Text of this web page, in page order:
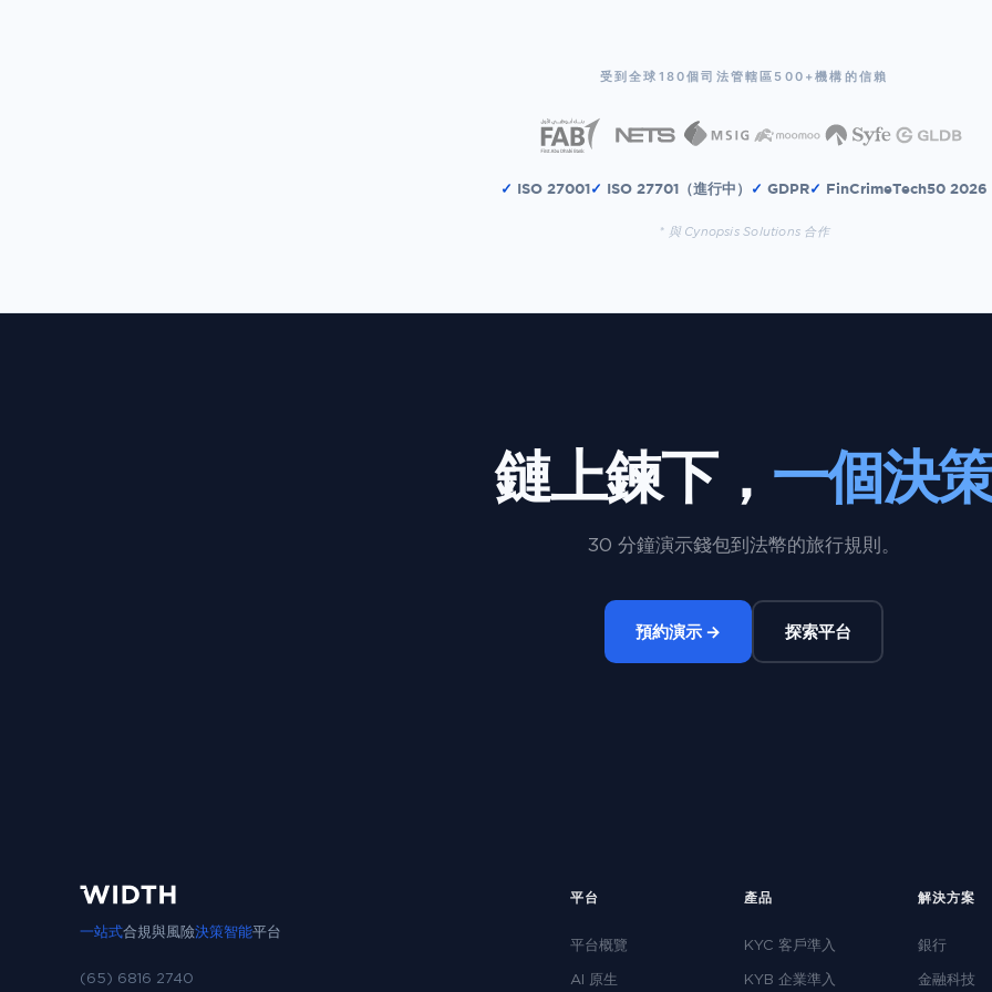
受到全球180個司法管轄區500+機構的信賴
✓ ISO 27001✓ ISO 27701（進行中） ✓ GDPR✓ FinCrimeTech50 2026
* 與 Cynopsis Solutions 合作
鏈上鍊下， 一個決策
30 分鐘演示錢包到法幣的旅行規則。
預約演示 → 探索平台
一站式合規與風險決策智能平台
(65) 6816 2740
平台
平台概覽
AI 原生
產品
KYC 客戶準入
KYB 企業準入
解決方案
銀行
金融科技